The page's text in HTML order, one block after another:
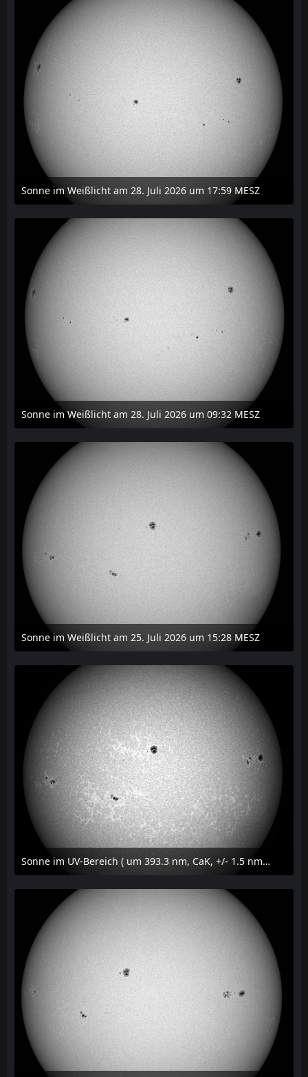
Sonne im Weißlicht am 28. Juli 2026 um 17:59 MESZ
31. Juli 2026 um 20:03
Sonne im Weißlicht am 28. Juli 2026 um 09:32 MESZ
31. Juli 2026 um 20:03
Sonne im Weißlicht am 25. Juli 2026 um 15:28 MESZ
27. Juli 2026 um 21:15
Sonne im UV-Bereich ( um 393.3 nm, CaK, +/- 1.5 nm) am 25. Juli 2026 um 15:32 MESZ
27. Juli 2026 um 20:32